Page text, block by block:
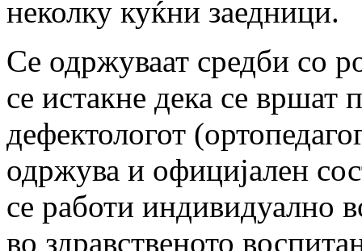
неколку куќни заедници.
Се одржуваат средби со
се истакне дека се вршат
дефектологот
одржува и официјален
се работи индивидуално
во здравственото